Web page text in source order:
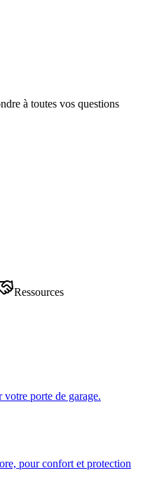
à toutes vos questions
Ressources
votre porte de garage.
pour confort et protection